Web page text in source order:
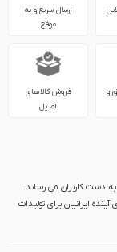
ارسال سریع و به
موقع
و
فروش کالاهای
اصیل
به دست کاربران می رساند.
ایرانیان برای تولیدات